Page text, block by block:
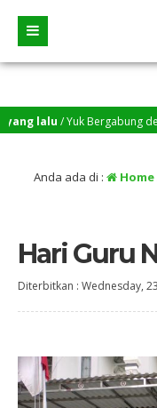
lalu/ Yuk Bergabung dengan
Anda ada di : Home
Hari Guru
Diterbitkan : Wednesday,